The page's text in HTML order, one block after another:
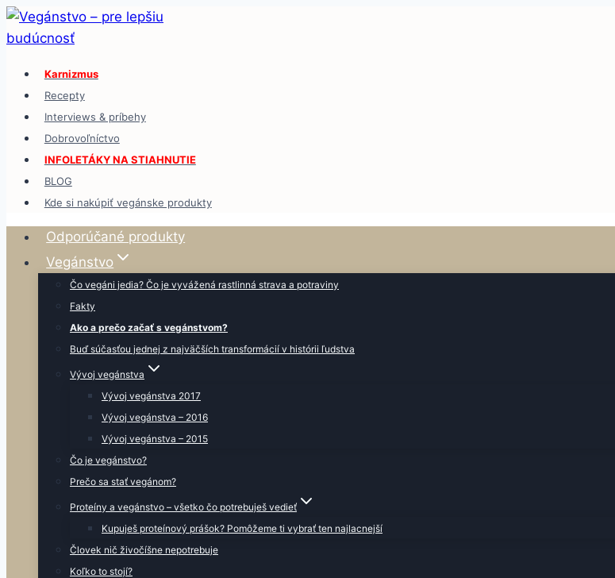
Skip
to
Karnizmus
Recepty
Interviews & príbehy
Dobrovoľníctvo
INFOLETÁKY NA STIAHNUTIE
BLOG
Kde si nakúpiť vegánske produkty
Odporúčané produkty
Vegánstvo
Čo vegáni jedia? Čo je vyvážená rastlinná strava a potraviny
Fakty
Ako a prečo začať s vegánstvom?
Buď súčasťou jednej z najväčších transformácií v histórii ľudstva
Vývoj vegánstva
Vývoj vegánstva 2017
Vývoj vegánstva – 2016
Vývoj vegánstva – 2015
Čo je vegánstvo?
Prečo sa stať vegánom?
Proteíny a vegánstvo – všetko čo potrebuješ vedieť
Kupuješ proteínový prášok? Pomôžeme ti vybrať ten najlacnejší
Človek nič živočíšne nepotrebuje
Koľko to stojí?